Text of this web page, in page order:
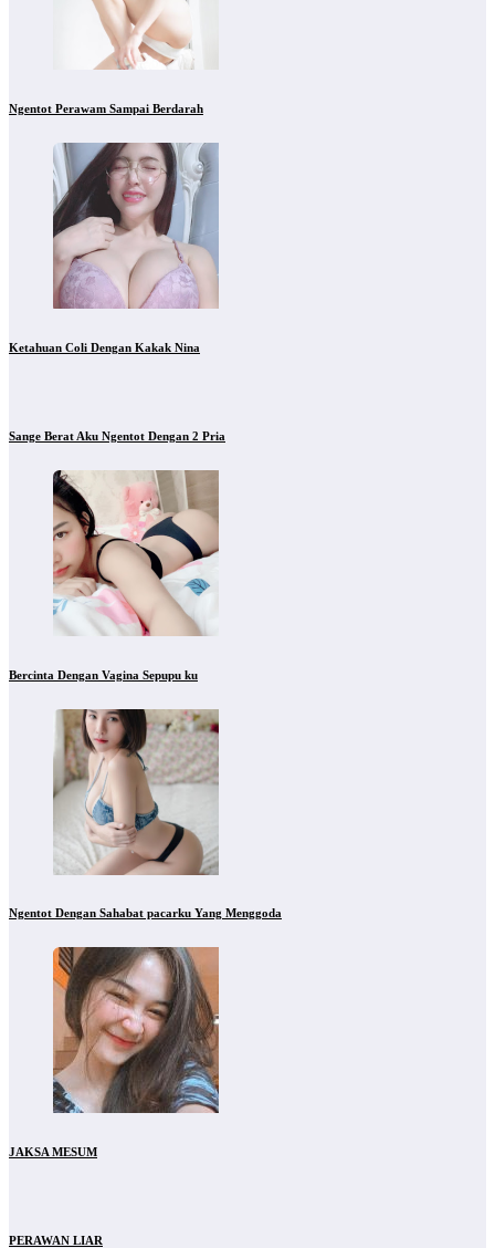
Ngentot Perawam Sampai Berdarah
Ketahuan Coli Dengan Kakak Nina
Sange Berat Aku Ngentot Dengan 2 Pria
Bercinta Dengan Vagina Sepupu ku
Ngentot Dengan Sahabat pacarku Yang Menggoda
JAKSA MESUM
PERAWAN LIAR